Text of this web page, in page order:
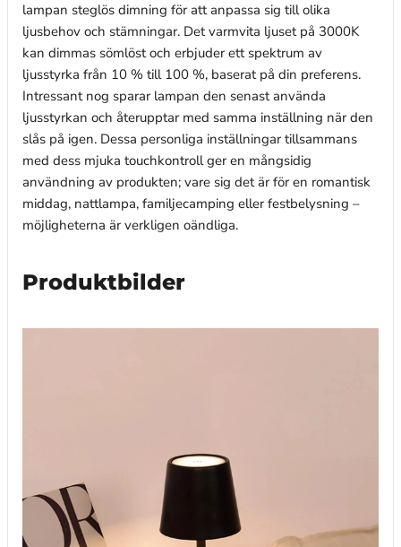
lampan steglös dimning för att anpassa sig till olika
ljusbehov och stämningar. Det varmvita ljuset på 3000K
kan dimmas sömlöst och erbjuder ett spektrum av
ljusstyrka från 10 % till 100 %, baserat på din preferens.
Intressant nog sparar lampan den senast använda
ljusstyrkan och återupptar med samma inställning när den
slås på igen. Dessa personliga inställningar tillsammans
med dess mjuka touchkontroll ger en mångsidig
användning av produkten; vare sig det är för en romantisk
middag, nattlampa, familjecamping eller festbelysning –
möjligheterna är verkligen oändliga.
Produktbilder